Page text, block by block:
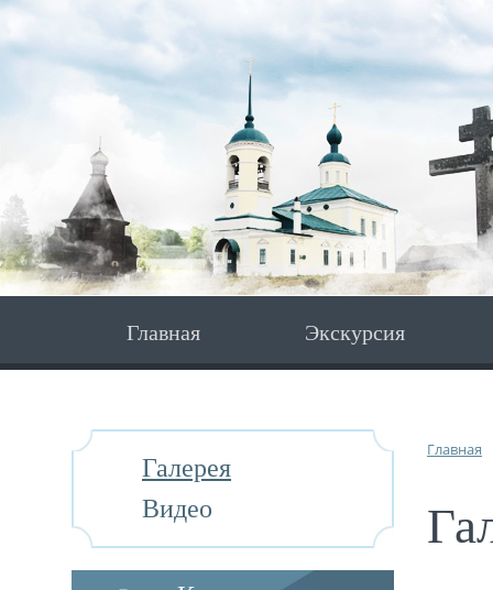
Главная Экскурсия
Галерея
Видео
Главная